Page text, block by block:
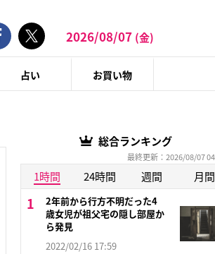
2026/08/07 (金)
占い お買い物
総合ランキング
最終更新：2026/08/07
1時間 24時間 週間 月間
2年前から行方不明だった4
歳女児が祖父宅の隠し部屋か
ら発見
2022/02/16 17:59